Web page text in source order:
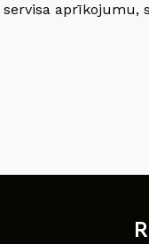
aprīkojumu,